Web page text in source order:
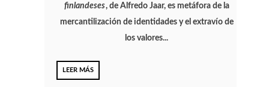
finlandeses, de Alfredo Jaar, es metáfora de la
mercantilización de identidades y el extravío de
los valores...
LEER MÁS